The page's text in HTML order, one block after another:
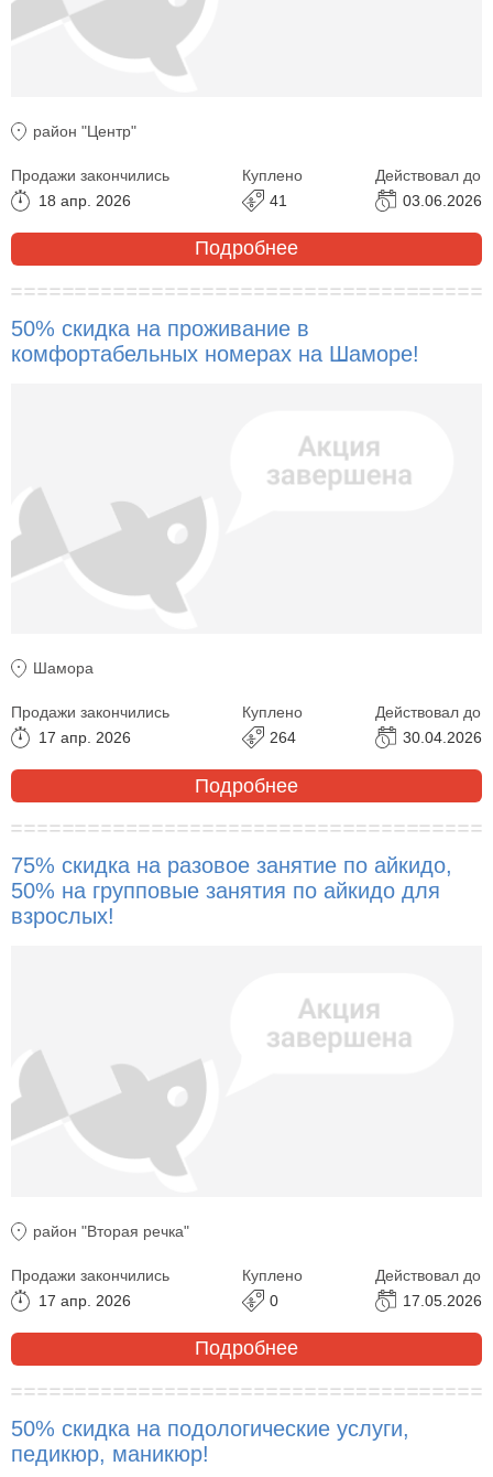
район "Центр"
Продажи закончились
18 апр. 2026
Куплено
41
Действовал до
03.06.2026
Подробнее
50% скидка на проживание в
комфортабельных номерах на Шаморе!
Шамора
Продажи закончились
17 апр. 2026
Куплено
264
Действовал до
30.04.2026
Подробнее
75% скидка на разовое занятие по айкидо,
50% на групповые занятия по айкидо для
взрослых!
район "Вторая речка"
Продажи закончились
17 апр. 2026
Куплено
0
Действовал до
17.05.2026
Подробнее
50% скидка на подологические услуги,
педикюр, маникюр!